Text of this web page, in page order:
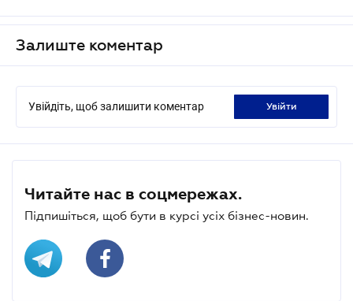
Залиште коментар
Увійдіть, щоб залишити коментар увійти
Читайте нас в соцмережах.
Підпишіться, щоб бути в курсі усіх бізнес-новин.